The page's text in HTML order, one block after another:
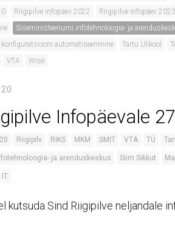
Riigipilve infopäev 2022 Riigipilve infopäev 2023
Siseministeeriumi infotehnoloogia- ja
automatiseerimine
Tartu Ülikool
VTA Wise
Infopäevale
Riigipilv RIKS MKM SMIT VTA TÜ
ja arenduskeskus Siim Sikkut
IT
kutsuda Sind Riigipilve neljandale